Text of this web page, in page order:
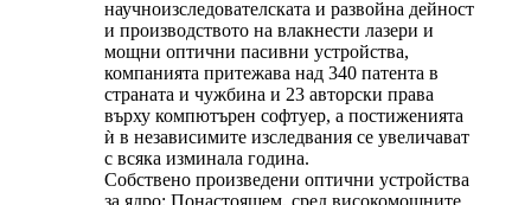
научноизследователската и развойна дейност
и производството на влакнести лазери и
мощни оптични пасивни устройства,
компанията притежава над 340 патента в
страната и чужбина и 23 авторски права
върху компютърен софтуер, а постиженията
ѝ в независимите изследвания се увеличават
с всяка изминала година.
Собствено произведени оптични устройства
за ядро: Понастоящем, сред високомощните